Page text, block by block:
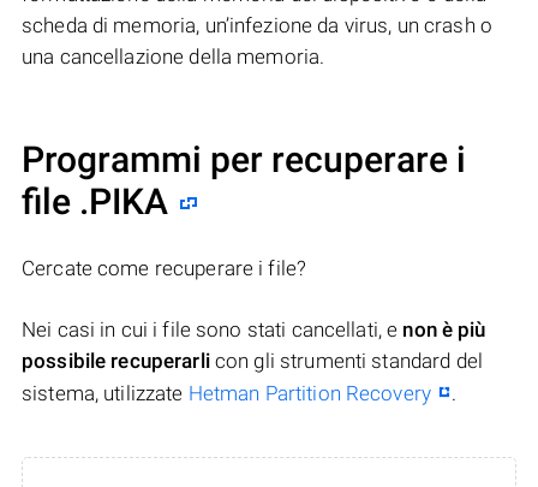
scheda di memoria, un’infezione da virus, un crash o
una cancellazione della memoria.
Programmi per recuperare i
file .PIKA
Cercate come recuperare i file?
Nei casi in cui i file sono stati cancellati, e non è più
possibile recuperarlicon gli strumenti standard del
sistema, utilizzate Hetman Partition Recovery .